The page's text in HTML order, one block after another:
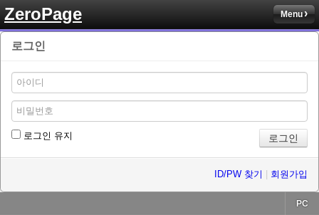
ZeroPage Menu
로그인
로그인 유지
ID/PW 찾기 회원가입
PC